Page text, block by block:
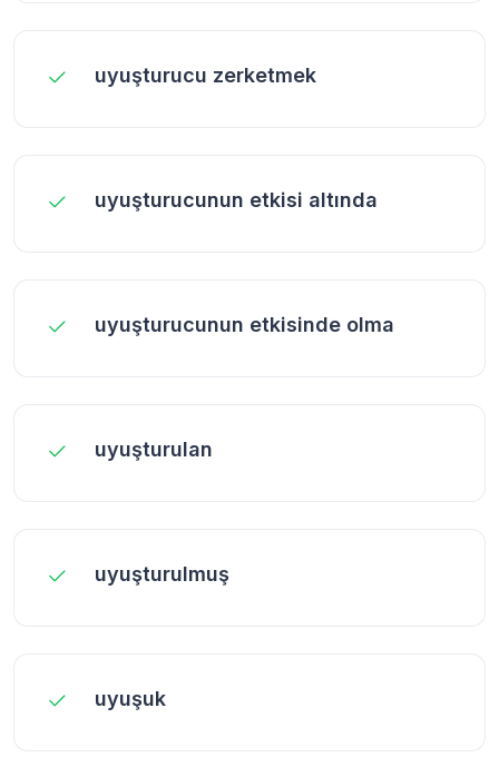
uyuşturucu zerketmek
uyuşturucunun etkisi altında
uyuşturucunun etkisinde olma
uyuşturulan
uyuşturulmuş
uyuşuk